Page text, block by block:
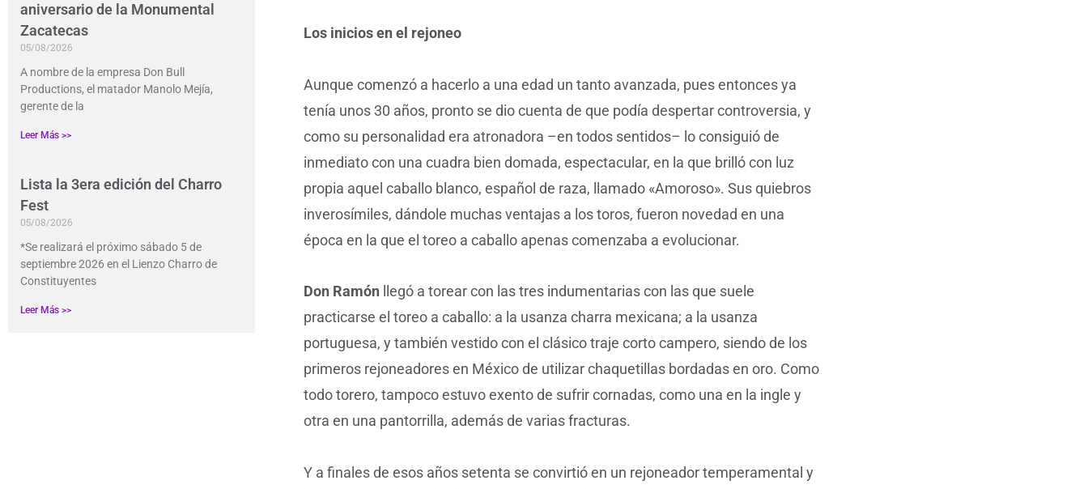
aniversario de la Monumental
Zacatecas
05/08/2026
A nombre de la empresa Don Bull
Productions, el matador Manolo Mejía,
gerente de la
Leer Más >>
Lista la 3era edición del Charro
Fest
05/08/2026
*Se realizará el próximo sábado 5 de
septiembre 2026 en el Lienzo Charro de
Constituyentes
Leer Más >>
Los inicios en el rejoneo
Aunque comenzó a hacerlo a una edad un tanto avanzada, pues entonces ya
tenía unos 30 años, pronto se dio cuenta de que podía despertar controversia, y
como su personalidad era atronadora –en todos sentidos– lo consiguió de
inmediato con una cuadra bien domada, espectacular, en la que brilló con luz
propia aquel caballo blanco, español de raza, llamado «Amoroso». Sus quiebros
inverosímiles, dándole muchas ventajas a los toros, fueron novedad en una
época en la que el toreo a caballo apenas comenzaba a evolucionar.
Don Ramónllegó a torear con las tres indumentarias con las que suele
practicarse el toreo a caballo: a la usanza charra mexicana; a la usanza
portuguesa, y también vestido con el clásico traje corto campero, siendo de los
primeros rejoneadores en México de utilizar chaquetillas bordadas en oro. Como
todo torero, tampoco estuvo exento de sufrir cornadas, como una en la ingle y
otra en una pantorrilla, además de varias fracturas.
Y a finales de esos años setenta se convirtió en un rejoneador temperamental y